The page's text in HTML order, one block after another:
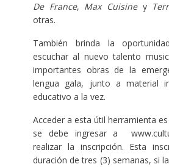
De France, Max Cuisiney
otras.
También brinda la
escuchar al nuevo talento
importantes obras de la
lengua gala, junto a material
educativo a la vez.
Acceder a esta útil herramienta
se debe ingresar a
realizar la inscripción. Esta
duración de tres (3) semanas, si